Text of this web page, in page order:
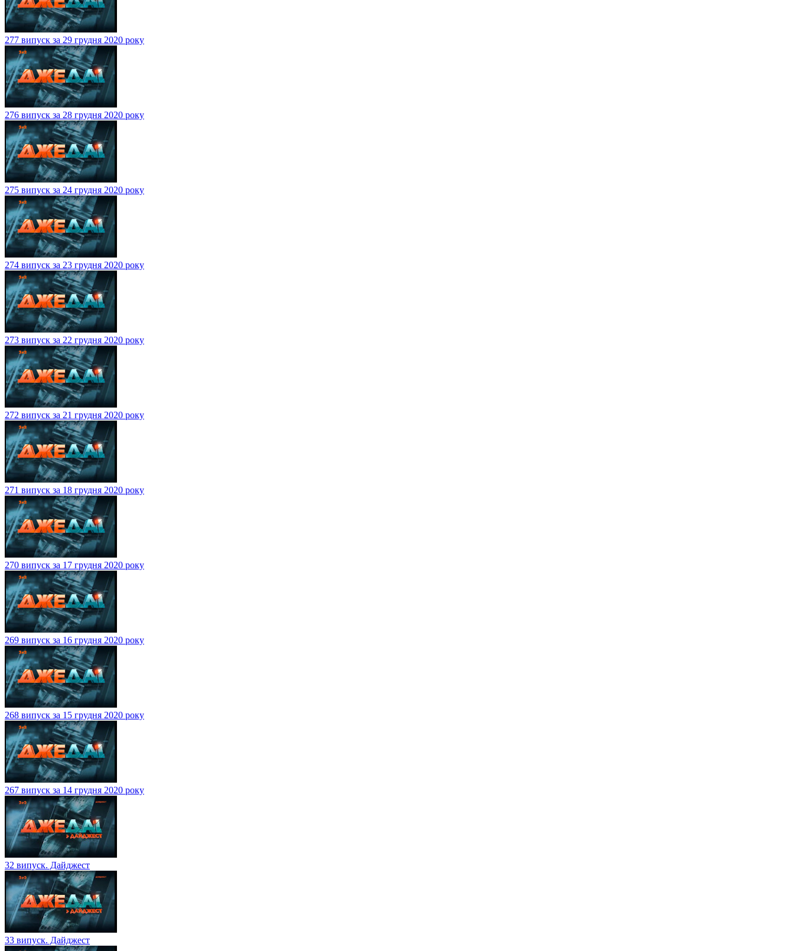
277 випуск за 29 грудня 2020 року
276 випуск за 28 грудня 2020 року
275 випуск за 24 грудня 2020 року
274 випуск за 23 грудня 2020 року
273 випуск за 22 грудня 2020 року
272 випуск за 21 грудня 2020 року
271 випуск за 18 грудня 2020 року
270 випуск за 17 грудня 2020 року
269 випуск за 16 грудня 2020 року
268 випуск за 15 грудня 2020 року
267 випуск за 14 грудня 2020 року
32 випуск. Дайджест
33 випуск. Дайджест